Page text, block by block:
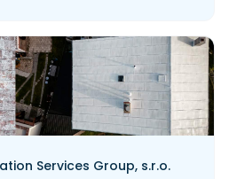
Services Group, s.r.o.